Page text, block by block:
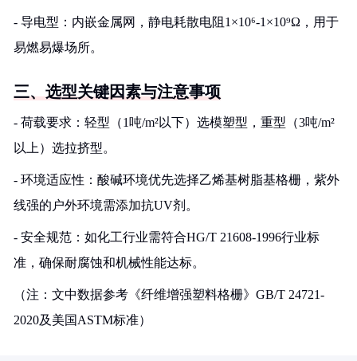
- 导电型：内嵌金属网，静电耗散电阻1×10⁶-1×10⁹Ω，用于
易燃易爆场所。
三、选型关键因素与注意事项
- 荷载要求：轻型（1吨/m²以下）选模塑型，重型（3吨/m²
以上）选拉挤型。
- 环境适应性：酸碱环境优先选择乙烯基树脂基格栅，紫外
线强的户外环境需添加抗UV剂。
- 安全规范：如化工行业需符合HG/T 21608-1996行业标
准，确保耐腐蚀和机械性能达标。
（注：文中数据参考《纤维增强塑料格栅》GB/T 24721-
2020及美国ASTM标准）